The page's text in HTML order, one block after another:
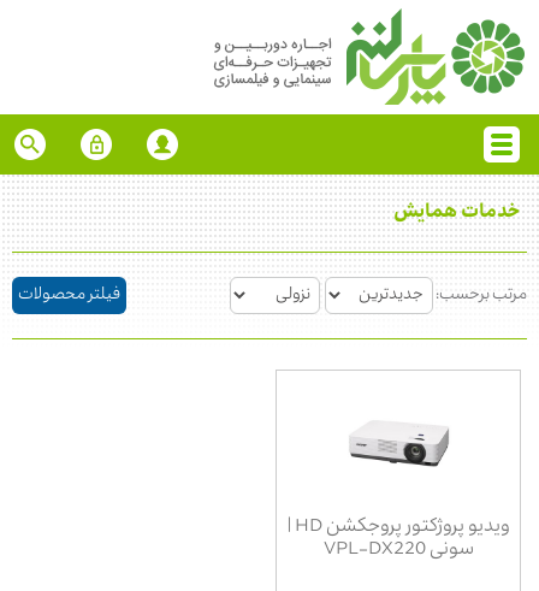
خدمات همایش
مرتب برحسب: فیلتر محصولات
ویدیو پروژکتور پروجکشن HD |
سونی VPL-DX220